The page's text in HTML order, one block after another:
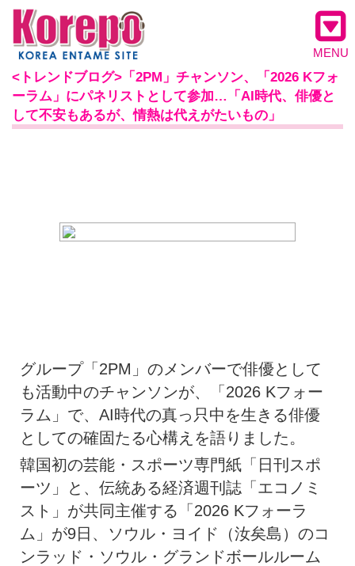
MENU
<トレンドブログ>「2PM」チャンソン、「2026 Kフォ
ーラム」にパネリストとして参加…「AI時代、俳優と
して不安もあるが、情熱は代えがたいもの」
グループ「2PM」のメンバーで俳優として
も活動中のチャンソンが、「2026 Kフォー
ラム」で、AI時代の真っ只中を生きる俳優
としての確固たる心構えを語りました。
韓国初の芸能・スポーツ専門紙「日刊スポ
ーツ」と、伝統ある経済週刊誌「エコノミ
スト」が共同主催する「2026 Kフォーラ
ム」が9日、ソウル・ヨイド（汝矣島）のコ
ンラッド・ソウル・グランドボールルーム